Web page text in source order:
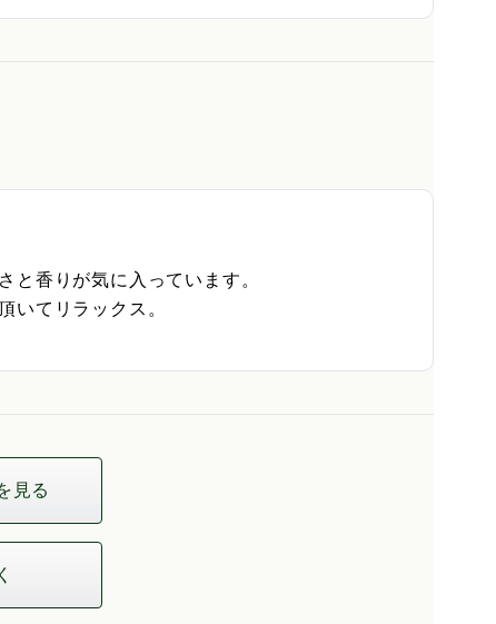
と香りが気に入っています。
いてリラックス。
見る